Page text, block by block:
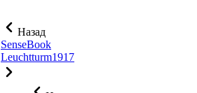
Назад
SenseBook
Leuchtturm1917